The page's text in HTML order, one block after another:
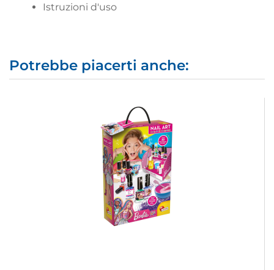
Istruzioni d'uso
Potrebbe piacerti anche: